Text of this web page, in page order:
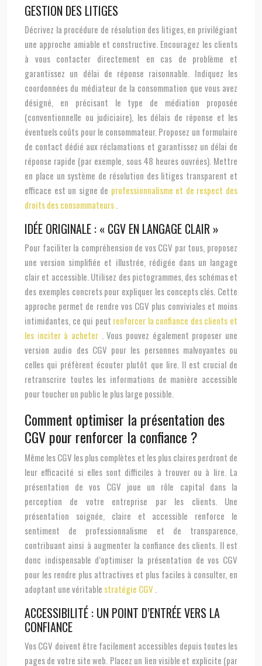
GESTION DES LITIGES
Décrivez la procédure de résolution des litiges, en privilégiant
une approche amiable et constructive. Encouragez les clients
à vous contacter directement en cas de problème et
garantissez un délai de réponse raisonnable. Indiquez les
coordonnées du médiateur de la consommation que vous avez
désigné, en précisant le type de médiation proposée
(conventionnelle ou judiciaire), les délais de réponse et les
éventuels coûts pour le consommateur. Proposez un formulaire
de contact dédié aux réclamations et garantissez un délai de
réponse rapide (par exemple, sous 48 heures ouvrées). Mettre
en place un système de résolution des litiges transparent et
efficace est un signe de professionnalisme et de respect des
droits des consommateurs
IDÉE ORIGINALE : « CGV EN LANGAGE CLAIR »
Pour faciliter la compréhension de vos CGV par tous, proposez
une version simplifiée et illustrée, rédigée dans un langage
clair et accessible. Utilisez des pictogrammes, des schémas et
des exemples concrets pour expliquer les concepts clés. Cette
approche permet de rendre vos CGV plus conviviales et moins
intimidantes, ce qui peut renforcer la confiance des clients et
les inciter à acheter
. Vous pouvez également proposer une
version audio des CGV pour les personnes malvoyantes ou
celles qui préfèrent écouter plutôt que lire. Il est crucial de
retranscrire toutes les informations de manière accessible
pour toucher un public le plus large possible.
Comment optimiser la présentation des
CGV pour renforcer la confiance ?
Même les CGV les plus complètes et les plus claires perdront de
leur efficacité si elles sont difficiles à trouver ou à lire. La
présentation de vos CGV joue un rôle capital dans la
perception de votre entreprise par les clients. Une
présentation soignée, claire et accessible renforce le
sentiment de professionnalisme et de transparence,
contribuant ainsi à augmenter la confiance des clients. Il est
donc indispensable d’optimiser la présentation de vos CGV
pour les rendre plus attractives et plus faciles à consulter, en
adoptant une véritable stratégie CGV
ACCESSIBILITÉ : UN POINT D’ENTRÉE VERS LA
CONFIANCE
Vos CGV doivent être facilement accessibles depuis toutes les
pages de votre site web. Placez un lien visible et explicite (par